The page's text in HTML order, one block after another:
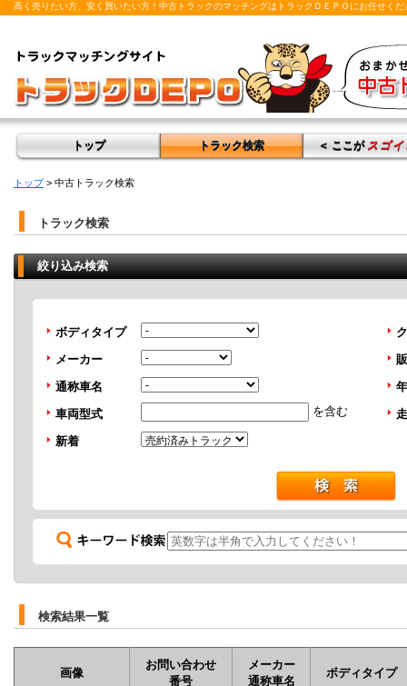
高く売りたい方、安く買いたい方！中古トラックのマッチングはトラックＤＥＰＯにお任せくだ
トップ トラック検索 ＜ ここが スゴ
トップ> 中古トラック検索
トラック検索
絞り込み検索
ボディタイプ
メーカー
通称車名
車両型式
を含む
新着
検索結果一覧
画像
お問い合わせ
番号
メーカー
通称車名
ボディタイプ